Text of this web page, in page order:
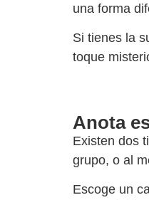
una forma
Si tienes la
toque
Anota
Existen dos
grupo, o al
Escoge un